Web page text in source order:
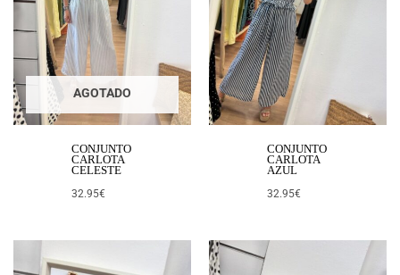
AGOTADO
CONJUNTO
CARLOTA
CELESTE
32.95€
CONJUNTO
CARLOTA
AZUL
32.95€